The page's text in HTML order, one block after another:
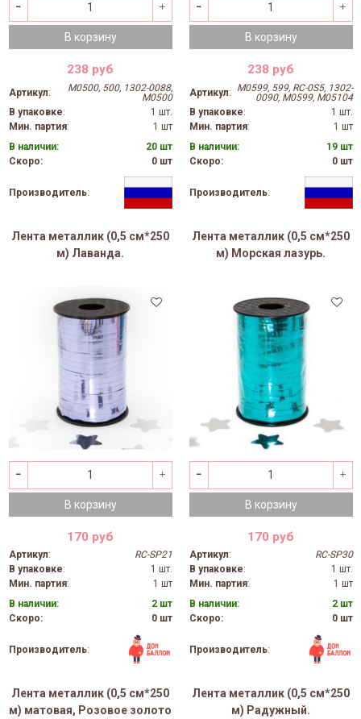
В корзину
238 руб
Артикул:
М0500, 500, 1302-0088,
M0500
В упаковке:
1 шт.
Мин. партия:
1 шт
В наличии:
20 шт
Скоро:
0 шт
Производитель:
В корзину
238 руб
Артикул:
М0599, 599, RC-0S5, 1302-
0090, M0599, М05104
В упаковке:
1 шт.
Мин. партия:
1 шт
В наличии:
19 шт
Скоро:
0 шт
Производитель:
Лента металлик (0,5 см*250
м) Лаванда.
В корзину
170 руб
Артикул:
RC-SP21
В упаковке:
1 шт.
Мин. партия:
1 шт
В наличии:
2 шт
Скоро:
0 шт
Производитель:
Лента металлик (0,5 см*250
м) Морская лазурь.
В корзину
170 руб
Артикул:
RC-SP30
В упаковке:
1 шт.
Мин. партия:
1 шт
В наличии:
2 шт
Скоро:
0 шт
Производитель:
Лента металлик (0,5 см*250
м) матовая, Розовое золото
Лента металлик (0,5 см*250
м) Радужный.